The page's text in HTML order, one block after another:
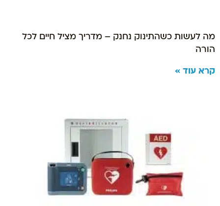
מה לעשות כשהתינוק נחנק – מדריך מציל חיים לכל
הורה
קרא עוד »